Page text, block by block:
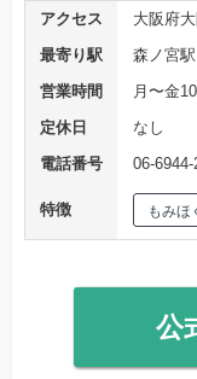
アクセス
大阪府
最寄り駅
森ノ宮
営業時間
月〜金
定休日
なし
電話番号
06-6944-
特徴 もみほ
公